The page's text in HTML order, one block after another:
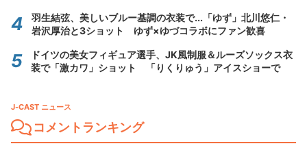
羽生結弦、美しいブルー基調の衣装で...「ゆず」北川悠仁・
岩沢厚治と3ショット ゆず×ゆづコラボにファン歓喜
ドイツの美女フィギュア選手、JK風制服＆ルーズソックス衣
装で「激カワ」ショット 「りくりゅう」アイスショーで
J-CAST ニュース
コメントランキング